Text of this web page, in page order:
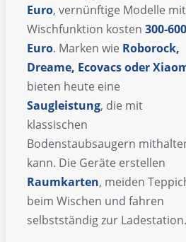
Euro, vernünftige Modelle mit
Wischfunktion kosten 300-600
Euro. Marken wie Roborock,
Dreame, Ecovacs oder
bieten heute eine
Saugleistung, die mit
klassischen
Bodenstaubsaugern
kann. Die Geräte erstellen
Raumkarten, meiden
beim Wischen und fahren
selbstständig zur Ladestation.